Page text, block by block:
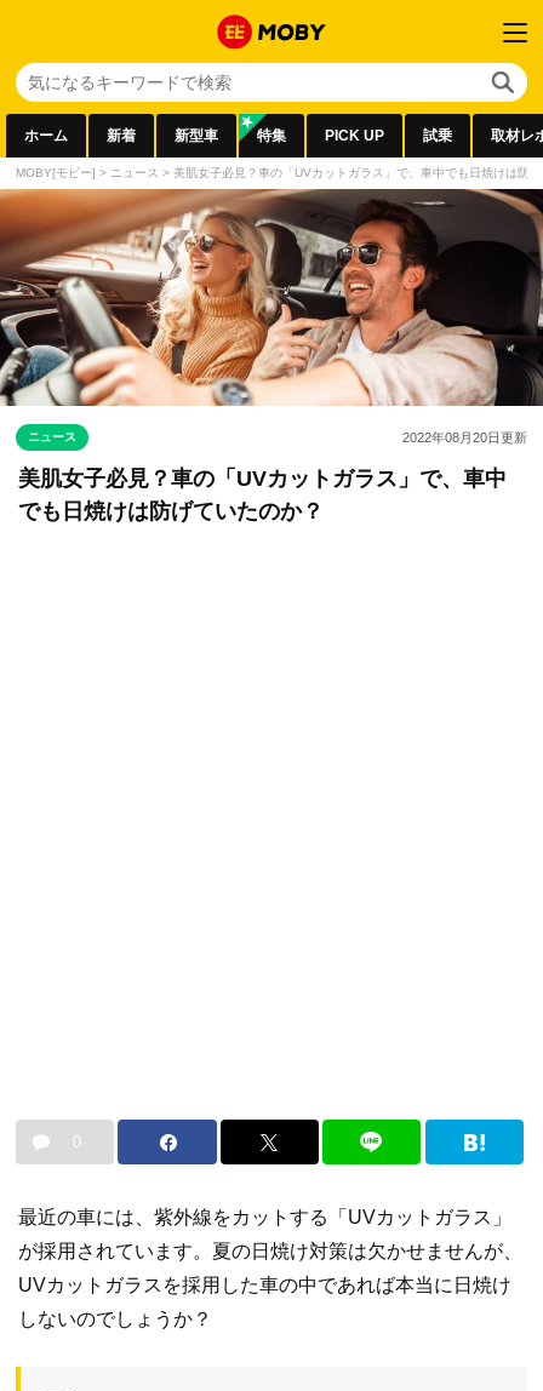
ホーム 新着 新型車 特集 PICK UP 試乗 取材レ
MOBY[モビー] > ニュース > 美肌女子必見？車の「UVカットガラス」で、車中でも日焼けは防
ニュース 2022年08月20日更新
美肌女子必見？車の「UVカットガラス」で、車中
でも日焼けは防げていたのか？
0
最近の車には、紫外線をカットする「UVカットガラス」
が採用されています。夏の日焼け対策は欠かせませんが、
UVカットガラスを採用した車の中であれば本当に日焼け
しないのでしょうか？